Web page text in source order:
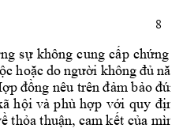
8
sự không cung cấp chứng
ộc hoặc do người không đủ
ợp đồng nêu trên đảm bảo
hội và phù hợp với quy đị
ề thỏa thuận, cam kết của mì